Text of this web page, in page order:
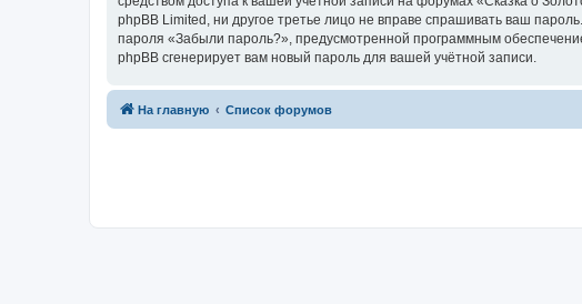
phpBB Limited, ни другое третье лицо не вправе спрашивать ваш
пароля «Забыли пароль?», предусмотренной программным
phpBB сгенерирует вам новый пароль для вашей учётной записи.
На главную Список форумов